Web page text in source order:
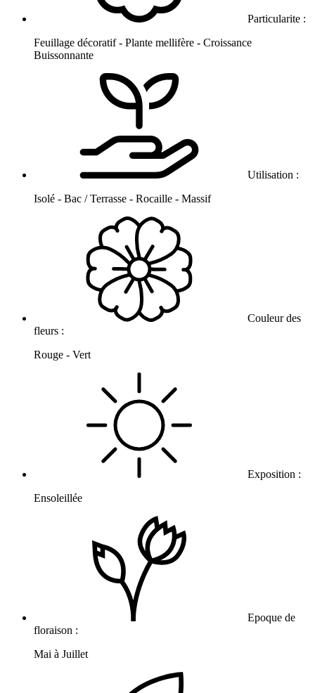
Particularite :
Feuillage décoratif - Plante mellifère - Croissance
Buissonnante
Utilisation :
Isolé - Bac / Terrasse - Rocaille - Massif
Couleur des
fleurs :
Rouge - Vert
Exposition :
Ensoleillée
Epoque de
floraison :
Mai à Juillet